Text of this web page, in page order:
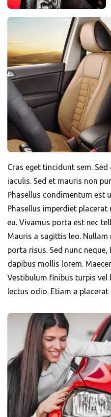
Cras eget tincidunt sem.
iaculis. Sed et mauris non
Phasellus condimentum est
Phasellus imperdiet
eu. Vivamus porta est nec
Mauris a sagittis leo.
porta risus. Sed nunc
dapibus mollis lorem.
Vestibulum finibus turpis
lectus odio. Etiam a placerat